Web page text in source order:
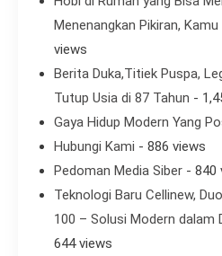
Menenangkan Pikiran,
views
Berita Duka,Titiek Puspa,
Tutup Usia di 87 Tahun -
Gaya Hidup Modern Yang
Hubungi Kami - 886 views
Pedoman Media Siber - 840
Teknologi Baru Cellinew,
100 – Solusi Modern dalam
644 views